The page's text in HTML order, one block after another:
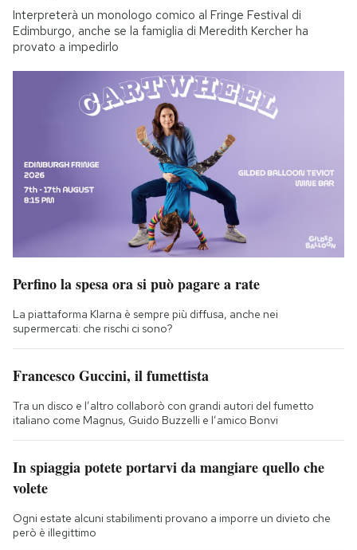
Interpreterà un monologo comico al Fringe Festival di
Edimburgo, anche se la famiglia di Meredith Kercher ha
provato a impedirlo
Perfino la spesa ora si può pagare a rate
La piattaforma Klarna è sempre più diffusa, anche nei
supermercati: che rischi ci sono?
Francesco Guccini, il fumettista
Tra un disco e l’altro collaborò con grandi autori del fumetto
italiano come Magnus, Guido Buzzelli e l’amico Bonvi
In spiaggia potete portarvi da mangiare quello che
volete
Ogni estate alcuni stabilimenti provano a imporre un divieto che
però è illegittimo